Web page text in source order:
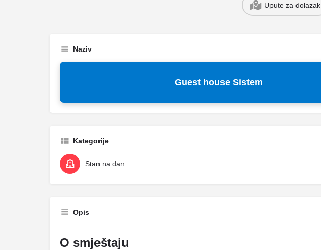
Upute za dolazak
Naziv
Guest house Sistem
Kategorije
Stan na dan
Opis
O smještaju